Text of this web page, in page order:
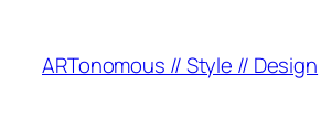
ARTonomous // Style // Design